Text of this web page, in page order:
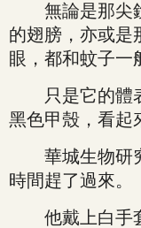
無論是那尖銳
的翅膀，亦或是
眼，都和蚊子一
只是它的體表
黑色甲殼，看起
華城生物研究
時間趕了過來。
他戴上白手套